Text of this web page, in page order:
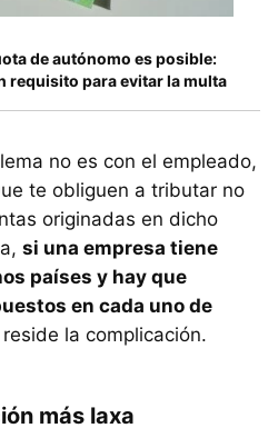
de autónomo es posible:
requisito para evitar la multa
no es con el empleado,
te obliguen a tributar no
originadas en dicho
si una empresa tiene
países y hay que
en cada uno de
la complicación.
más laxa